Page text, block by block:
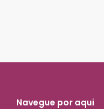
Navegue por aqui